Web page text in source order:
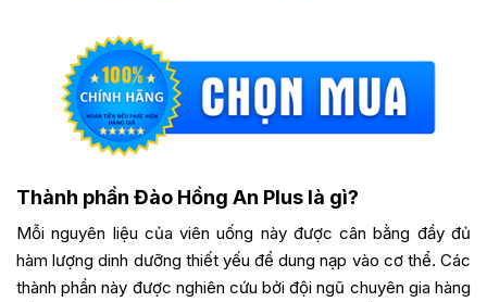
Thành phần Đào Hồng An Plus là gì?
Mỗi nguyên liệu của viên uống này được cân bằng đầy đủ
hàm lượng dinh dưỡng thiết yếu để dung nạp vào cơ thể. Các
thành phần này được nghiên cứu bởi đội ngũ chuyên gia hàng